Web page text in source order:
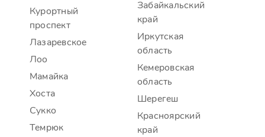
Курортный
проспект
Лазаревское
Лоо
Мамайка
Хоста
Сукко
Темрюк
Забайкальский
край
Иркутская
область
Кемеровская
область
Шерегеш
Красноярский
край